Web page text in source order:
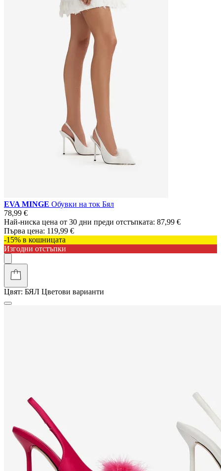
EVA MINGE Обувки на ток Бял
78,99 €
Най-ниска цена от 30 дни преди отстъпката: 87,99 €
Първа цена: 119,99 €
-15% в кошницата
Изгодни отстъпки
Цвят: БЯЛ Цветови варианти